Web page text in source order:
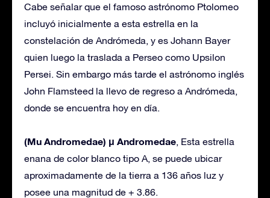
Cabe señalar que el famoso astrónomo Ptolomeo
incluyó inicialmente a esta estrella en la
constelación de Andrómeda, y es Johann Bayer
quien luego la traslada a Perseo como Upsilon
Persei. Sin embargo más tarde el astrónomo inglés
John Flamsteed la llevo de regreso a Andrómeda,
donde se encuentra hoy en día.
(Mu Andromedae) μ Andromedae, Esta estrella
enana de color blanco tipo A, se puede ubicar
aproximadamente de la tierra a 136 años luz y
posee una magnitud de + 3.86.